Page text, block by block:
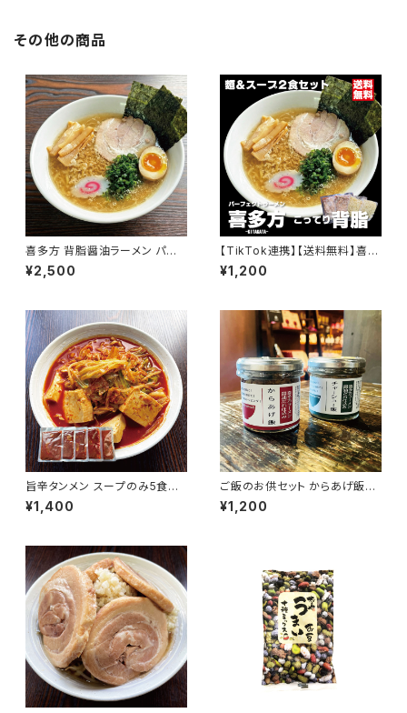
その他の商品
喜多方 背脂醤油ラーメン パー
フェクトラーメン喜多方 こってり
6食 生麺 常温 会津ブランド館
¥2,500
【TikTok連携】【送料無料】喜多
方 背脂醤油ラーメン パーフェク
トラーメン喜多方 こってり 2食
¥1,200
旨辛タンメン スープのみ5食セ
ット 濃厚辛味噌ラーメンスープ
140g大容量 エキスなどは極力
¥1,400
ご飯のお供セット からあげ飯＆
チャーシュー飯セット 唐揚げ・焼
豚の美味しさそのままに 喜多方
¥1,200